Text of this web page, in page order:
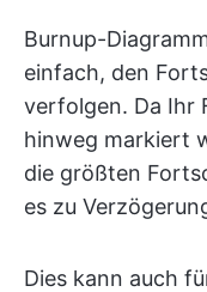
Burnup-
einfach, den
verfolgen. Da Ihr
hinweg markiert
die größten
es zu
Dies kann auch